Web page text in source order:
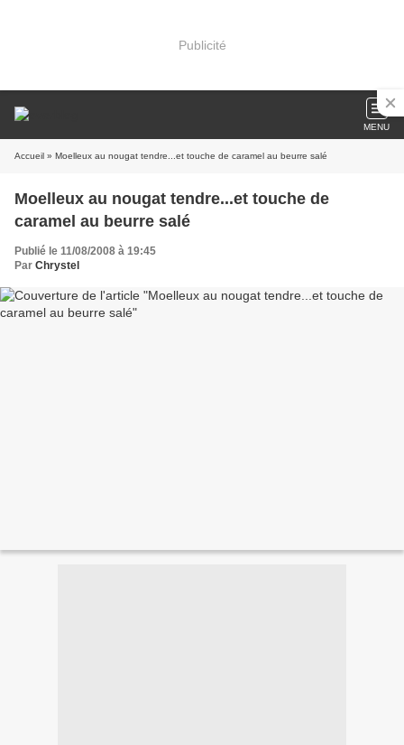
Publicité
MENU
Accueil » Moelleux au nougat tendre...et touche de caramel au beurre salé
Moelleux au nougat tendre...et touche de
caramel au beurre salé
Publié le 11/08/2008 à 19:45
Par Chrystel